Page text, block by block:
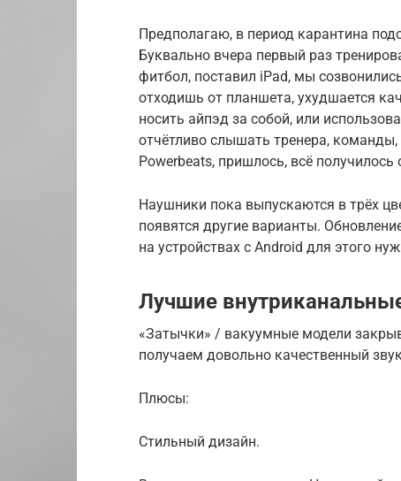
Предполагаю, в период карантина
Буквально вчера первый раз
фитбол, поставил iPad, мы
отходишь от планшета, ухудшается
носить айпэд за собой, или
отчётливо слышать тренера, команды,
Powerbeats, пришлось, всё получилось
Наушники пока выпускаются в трёх
появятся другие варианты.
на устройствах с Android для этого
Лучшие
«Затычки» / вакуумные модели
получаем довольно качественный
Плюсы:
Стильный дизайн.